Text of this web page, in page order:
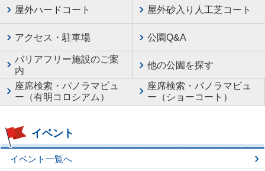
屋外ハードコート 屋外砂入り人工芝コート
アクセス・駐車場 公園Q&A
バリアフリー施設のご案
内
他の公園を探す
座席検索・パノラマビュ
ー（有明コロシアム）
座席検索・パノラマビュ
ー（ショーコート）
イベント
イベント一覧へ